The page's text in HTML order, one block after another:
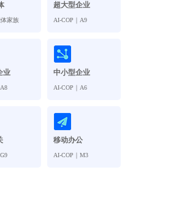
家族
超大型企业
AI-COP｜A9
业 中小型企业
AI-COP｜A6
移动办公
AI-COP｜M3